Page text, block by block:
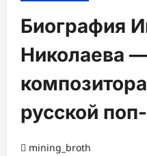
Биография
Николаева
русской
mining_broth